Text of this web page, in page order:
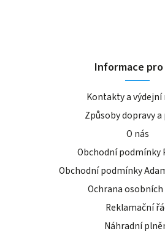
Informace pro
Kontakty a
Způsoby dopravy
O nás
Obchodní podmínky
Obchodní podmínky
Ochrana osobních
Reklamační
Náhradní